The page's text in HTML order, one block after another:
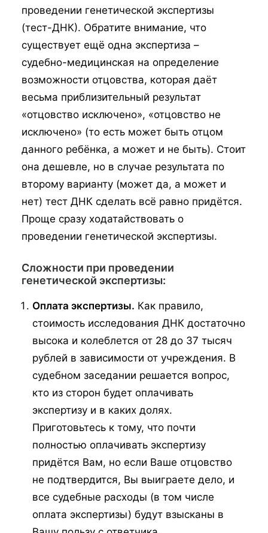
проведении генетической экспертизы
(тест-ДНК). Обратите внимание, что
существует ещё одна экспертиза –
судебно-медицинская на определение
возможности отцовства, которая даёт
весьма приблизительный результат
«отцовство исключено», «отцовство не
исключено» (то есть может быть отцом
данного ребёнка, а может и не быть). Стоит
она дешевле, но в случае результата по
второму варианту (может да, а может и
нет) тест ДНК сделать всё равно придётся.
Проще сразу ходатайствовать о
проведении генетической экспертизы.
Сложности при проведении
генетической экспертизы:
Оплата экспертизы. Как правило,
стоимость исследования ДНК достаточно
высока и колеблется от 28 до 37 тысяч
рублей в зависимости от учреждения. В
судебном заседании решается вопрос,
кто из сторон будет оплачивать
экспертизу и в каких долях.
Приготовьтесь к тому, что почти
полностью оплачивать экспертизу
придётся Вам, но если Ваше отцовство
не подтвердится, Вы выиграете дело, и
все судебные расходы (в том числе
оплата экспертизы) будут взысканы в